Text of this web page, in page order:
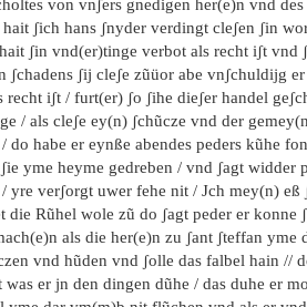
von vnʃers gnedigen her(e)n vnd
ʃich hans ʃnyder verdingt cleʃen ʃin
ʃin vnd(er)tinge verbot als recht iʃt vnd
ʃchadens ʃij cleʃe zũüor abe vnʃchuldijg
recht iʃt / furt(er) ʃo ʃihe dieʃer handel
/ als cleʃe ey(n) ʃchũcze vnd der
/ do habe er eynße abendes peders kũhe
yme heyme gedreben / vnd ʃagt widder
yre verʃorgt uwer fehe nit / Jch mey(n)
die Rũhel wole zũ do ʃagt peder er konne
als die her(e)n zu ʃant ʃteffan yme
vnd hũden vnd ʃolle das falbel hain //
was er jn den dingen dũhe / das duhe er